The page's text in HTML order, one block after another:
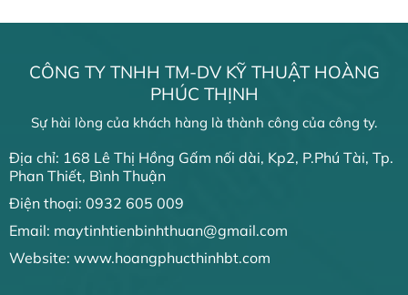
CÔNG TY TNHH TM-DV KỸ THUẬT HOÀNG
PHÚC THỊNH
Sự hài lòng của khách hàng là thành công của công ty.
Địa chỉ: 168 Lê Thị Hồng Gấm nối dài, Kp2, P.Phú Tài, Tp.
Phan Thiết, Bình Thuận
Điện thoại: 0932 605 009
Email: maytinhtienbinhthuan@gmail.com
Website: www.hoangphucthinhbt.com